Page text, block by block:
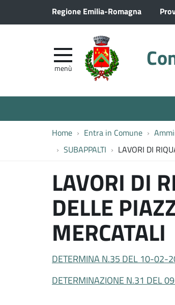
Regione Emilia-Romagna
menù
Home Entra in Comune
SUBAPPALTI
LAVORI DI
LAVORI DI
DELLE
MERCATALI
DETERMINA N.35 DEL 10-02-
DETERMINAZIONE N.31 DEL